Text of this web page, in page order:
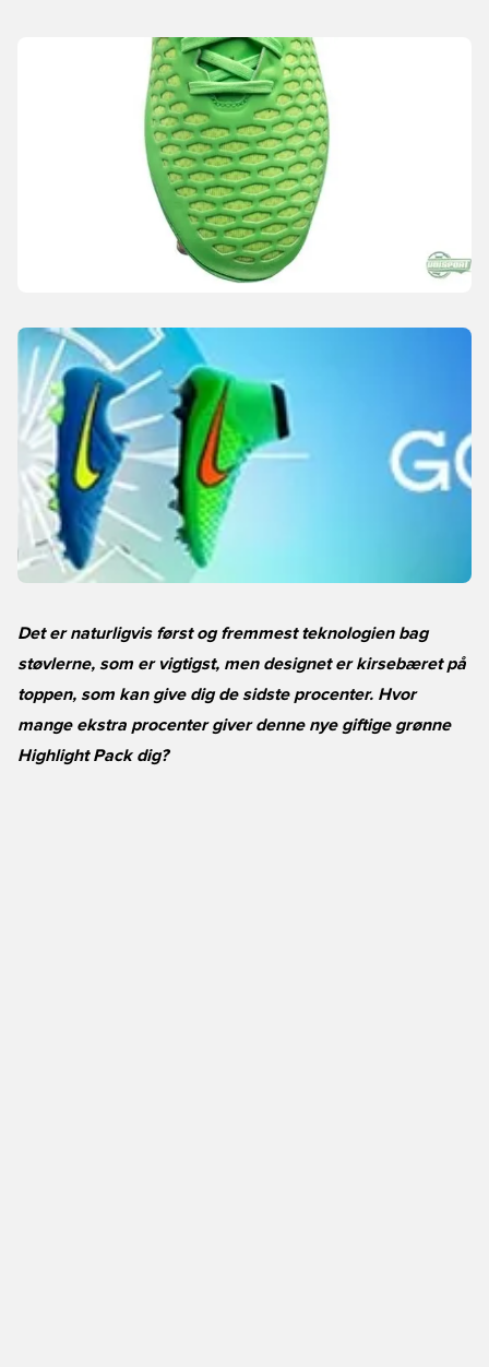
Det er naturligvis først og fremmest teknologien bag
støvlerne, som er vigtigst, men designet er kirsebæret på
toppen, som kan give dig de sidste procenter. Hvor
mange ekstra procenter giver denne nye giftige grønne
Highlight Pack dig?